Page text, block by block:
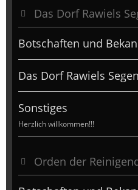
Das Dorf Rawiels
Botschaften und
Das Dorf Rawiels Segen
Sonstiges
Herzlich willkommen!!!
Orden der